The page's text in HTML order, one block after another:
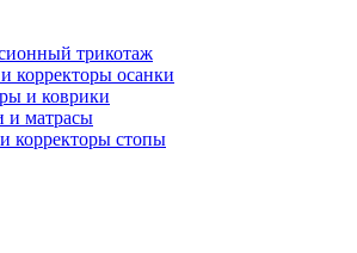
трикотаж
корректоры осанки
и коврики
и матрасы
корректоры стопы